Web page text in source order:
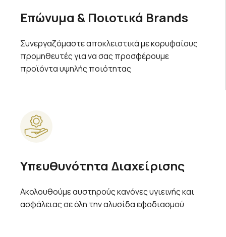
Επώνυμα & Ποιοτικά Brands
Συνεργαζόμαστε αποκλειστικά με κορυφαίους
προμηθευτές για να σας προσφέρουμε
προϊόντα υψηλής ποιότητας
Υπευθυνότητα Διαχείρισης
Ακολουθούμε αυστηρούς κανόνες υγιεινής και
ασφάλειας σε όλη την αλυσίδα εφοδιασμού